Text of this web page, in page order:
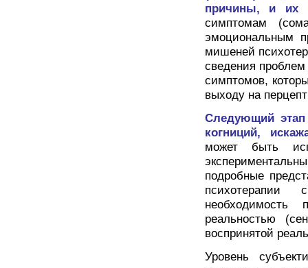
причины, и их
симптомам
эмоциональным
мишеней
сведения
симптомов,
выходу на
Следующий этап
когниций,
может быть
подробные
необходимость
реальностью
воспринятой
Уровень